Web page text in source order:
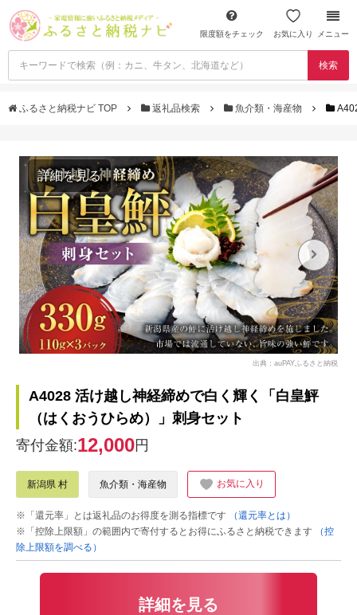
限度額をチェック お気に入り メニュー
検索
ふるさと納税ナビ TOP 返礼品検索 魚介類・海産物
詳細を見る
出典：auPAYふるさと納税
A4028 活け越し神経締めで白く輝く「白皇鮃
（はくおうひらめ）」刺身セット
寄付金額:12,000円
新潟県 村 魚介類・海産物 お気に入り
※「還元率」とは返礼品のお得度を測る指標です
（還元率とは）
※「控除上限額」の範囲内で寄付するとお得にふるさと納税できます
（控
除上限額を調べる）
詳細を見る